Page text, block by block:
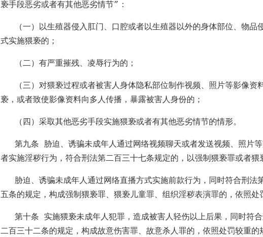
亵手段恶劣或者有其他恶劣情节” ：
（一）以生殖器侵入肛门、口腔或者以生殖器以外的身体部位、物品
式实施猥亵的；
（二）有严重摧残、凌辱行为的；
（三）对猥亵过程或者被害人身体隐私部位制作视频、照片等影像资
亵，或者致使影像资料向多人传播，暴露被害人身份的；
（四）采取其他恶劣手段实施猥亵或者有其他恶劣情节的情形。
第九条 胁迫、诱骗未成年人通过网络视频聊天或者发送视频、照片
者实施淫秽行为，符合刑法第二百三十七条规定的，以强制猥亵罪或者猥
胁迫、诱骗未成年人通过网络直播方式实施前款行为，同时符合刑法
五条的规定，构成强制猥亵罪、猥亵儿童罪、组织淫秽表演罪的，依照处
第十条 实施猥亵未成年人犯罪，造成被害人轻伤以上后果，同时符
二百三十二条的规定，构成故意伤害罪、故意杀人罪的，依照处罚较重的